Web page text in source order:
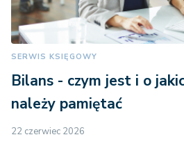
SERWIS KSIĘGOWY
Bilans - czym jest i o
należy pamiętać
22 czerwiec 2026